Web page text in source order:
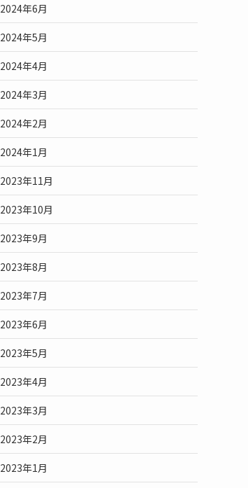
2024年6月
2024年5月
2024年4月
2024年3月
2024年2月
2024年1月
2023年11月
2023年10月
2023年9月
2023年8月
2023年7月
2023年6月
2023年5月
2023年4月
2023年3月
2023年2月
2023年1月